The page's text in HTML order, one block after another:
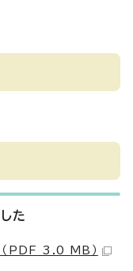
た
PDF 3.0 MB）